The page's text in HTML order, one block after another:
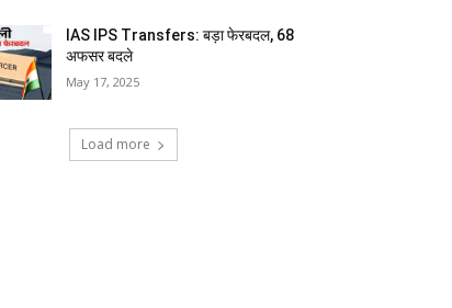
IAS IPS Transfers: बड़ा फेरबदल, 68
अफसर बदले
May 17, 2025
Load more